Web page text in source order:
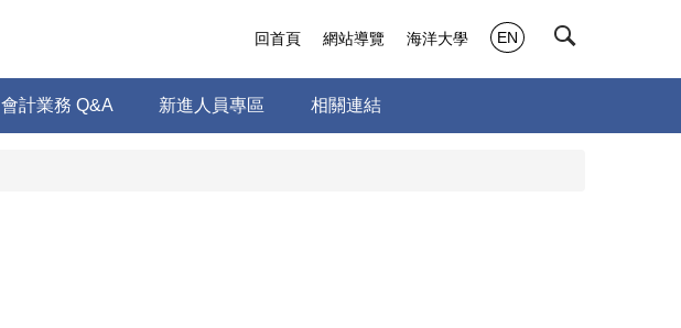
會計業務 Q&A 新進人員專區 相關連結
回首頁 網站導覽 海洋大學 EN